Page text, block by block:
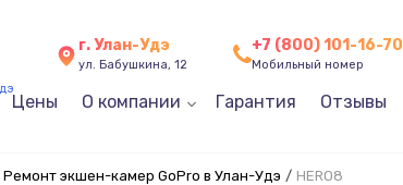
г. Улан-Удэ
ул. Бабушкина, 12
+7 (800) 101-16-70
Мобильный номер
Цены О компании Гарантия Отзывы
Ремонт экшен-камер GoPro в Улан-Удэ / HERO8